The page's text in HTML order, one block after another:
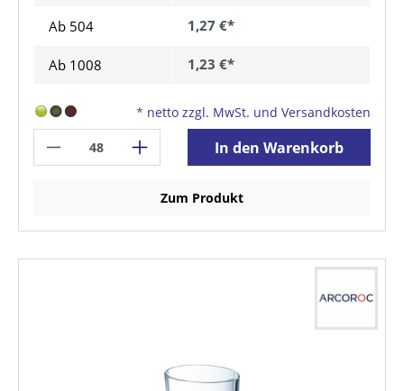
Ab 504 1,27 €*
Ab 1008 1,23 €*
* netto zzgl. MwSt. und Versandkosten
In den Warenkorb
Zum Produkt